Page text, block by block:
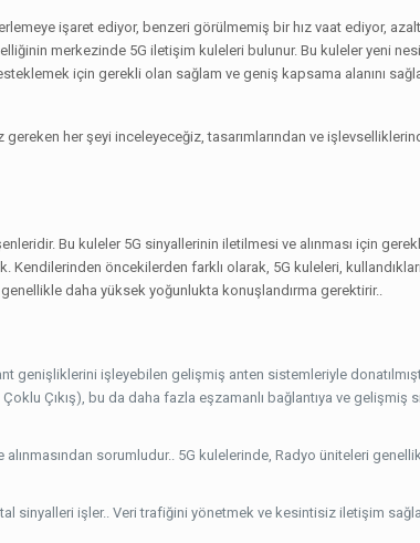
işaret ediyor, benzeri görülmemiş bir hız vaat ediyor,
merkezinde 5G iletişim kuleleri bulunur. Bu kuleler yeni
için gerekli olan sağlam ve geniş kapsama alanını
her şeyi inceleyeceğiz, tasarımlarından ve
Bu kuleler 5G sinyallerinin iletilmesi ve alınması için
Kendilerinden öncekilerden farklı olarak, 5G kuleleri,
daha yüksek yoğunlukta konuşlandırma gerektirir..
genişliklerini işleyebilen gelişmiş anten sistemleriyle
Çıkış), bu da daha fazla eşzamanlı bağlantıya ve gelişmiş
sorumludur.. 5G kulelerinde, Radyo üniteleri
sinyalleri işler.. Veri trafiğini yönetmek ve kesintisiz iletişim